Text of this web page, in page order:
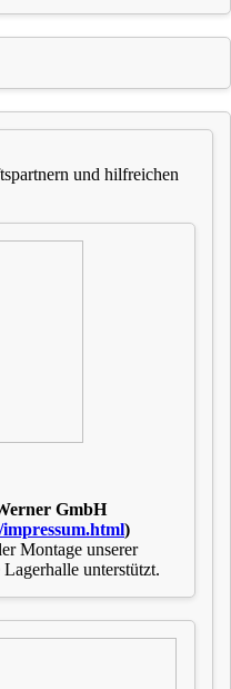
und hilfreichen
GmbH
impressum.html)
Montage unserer
unterstützt.